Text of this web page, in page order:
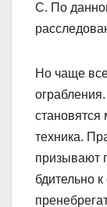
С. По
Но чаще
техника.
призывают
бдительно